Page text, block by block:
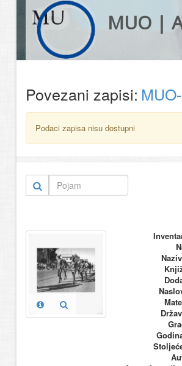
MUO |
Povezani zapisi:
Podaci zapisa nisu dostupni